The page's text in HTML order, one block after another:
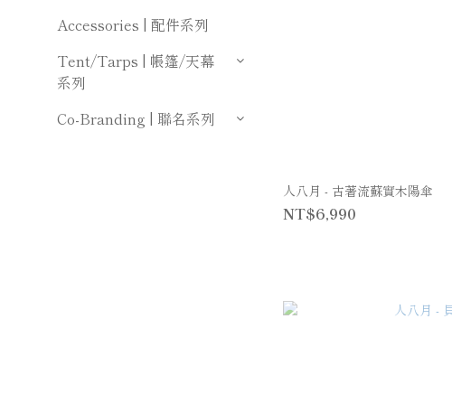
Accessories | 配件系列
Tent/Tarps | 帳篷/天幕
系列
Co-Branding | 聯名系列
人八月 - 古著流蘇實木陽傘
NT$6,990